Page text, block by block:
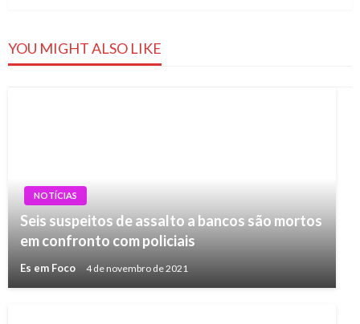
YOU MIGHT ALSO LIKE
NOTÍCIAS
Seis suspeitos de assalto a bancos são mortos
em confronto com policiais
Es em Foco 4 de novembro de 2021